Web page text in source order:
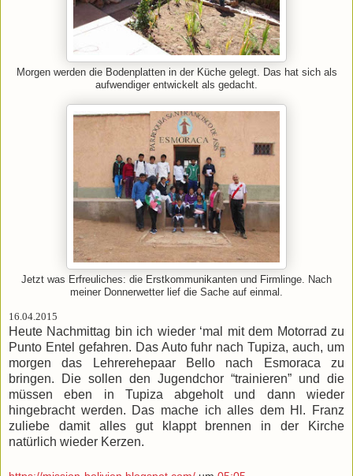
Morgen werden die Bodenplatten in der Küche gelegt. Das hat sich als
aufwendiger entwickelt als gedacht.
Jetzt was Erfreuliches: die Erstkommunikanten und Firmlinge. Nach
meiner Donnerwetter lief die Sache auf einmal.
16.04.2015
Heute Nachmittag bin ich wieder ‘mal mit dem Motorrad zu
Punto Entel gefahren. Das Auto fuhr nach Tupiza, auch, um
morgen das Lehrerehepaar Bello nach Esmoraca zu
bringen. Die sollen den Jugendchor “trainieren” und die
müssen eben in Tupiza abgeholt und dann wieder
hingebracht werden. Das mache ich alles dem Hl. Franz
zuliebe damit alles gut klappt brennen in der Kirche
natürlich wieder Kerzen.